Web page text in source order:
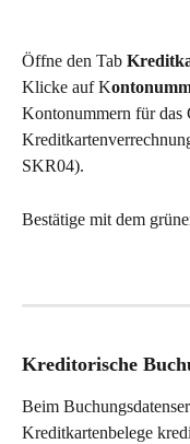
Öffne den Tab
Klicke auf K
Kontonummern für das
SKR04).
Bestätige mit dem
Kreditorische
Beim
Kreditkartenbelege